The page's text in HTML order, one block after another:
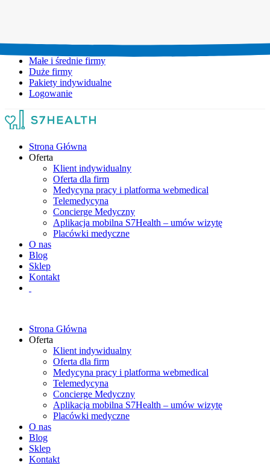
Małe i średnie firmy
Duże firmy
Pakiety indywidualne
Logowanie
Strona Główna
Oferta
Klient indywidualny
Oferta dla firm
Medycyna pracy i platforma webmedical
Telemedycyna
Concierge Medyczny
Aplikacja mobilna S7Health – umów wizytę
Placówki medyczne
O nas
Blog
Sklep
Kontakt
Strona Główna
Oferta
Klient indywidualny
Oferta dla firm
Medycyna pracy i platforma webmedical
Telemedycyna
Concierge Medyczny
Aplikacja mobilna S7Health – umów wizytę
Placówki medyczne
O nas
Blog
Sklep
Kontakt